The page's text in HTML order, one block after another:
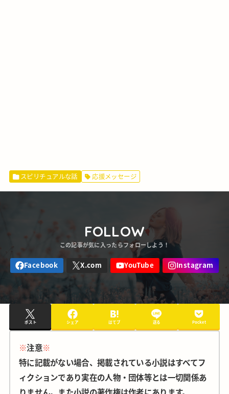
スピリチュアルな話 応援メッセージ
FOLLOW
ポスト シェア はてブ 送る Pocket
※注意※
特に記載がない場合、掲載されている小説はすべてフ
ィクションであり実在の人物・団体等とは一切関係あ